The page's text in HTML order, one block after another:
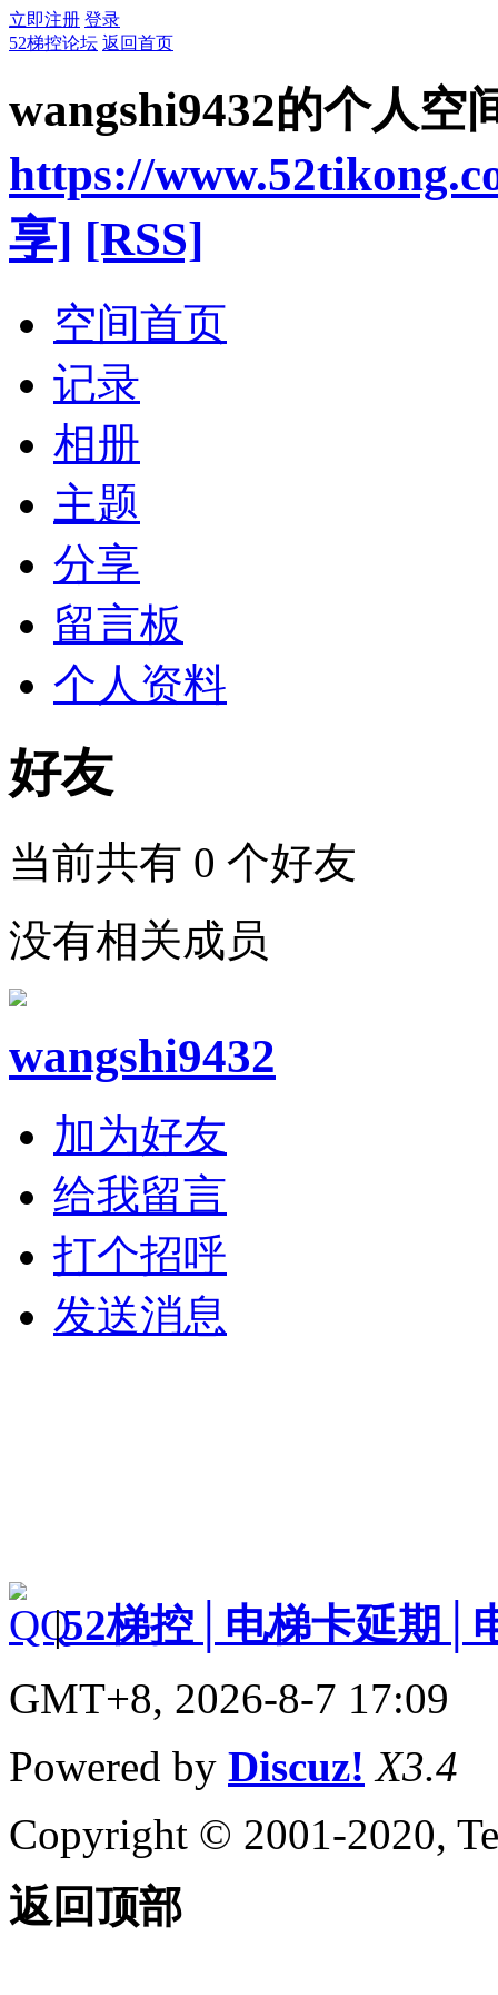
立即注册 登录
52梯控论坛 返回首页
wangshi9432的个人空
https://
享] [RSS]
空间首页
记录
相册
主题
分享
留言板
个人资料
好友
当前共有 0 个好友
没有相关成员
wangshi9432
加为好友
给我留言
打个招呼
发送消息
|52梯控│电梯卡延期│
GMT+8, 2026-8-7 17:09
Powered by Discuz! X3.4
Copyright © 2001-2020,
返回顶部